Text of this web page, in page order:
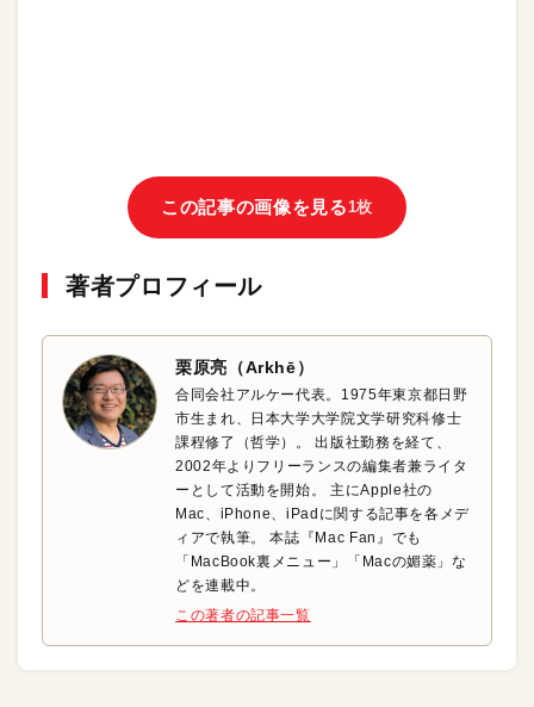
この記事の画像を見る 1枚
著者プロフィール
栗原亮（Arkhē）
合同会社アルケー代表。1975年東京都日野
市生まれ、日本大学大学院文学研究科修士
課程修了（哲学）。 出版社勤務を経て、
2002年よりフリーランスの編集者兼ライタ
ーとして活動を開始。 主にApple社の
Mac、iPhone、iPadに関する記事を各メデ
ィアで執筆。 本誌『Mac Fan』でも
「MacBook裏メニュー」「Macの媚薬」な
どを連載中。
この著者の記事一覧